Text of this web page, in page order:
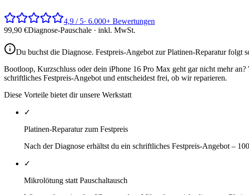
4,9 / 5· 6.000+ Bewertungen
99,90 €Diagnose-Pauschale · inkl. MwSt.
Du buchst die Diagnose. Festpreis-Angebot zur Platinen-Reparaturfolgt
Bootloop, Kurzschluss oder dein iPhone 16 Pro Max geht gar nicht mehr
schriftliches Festpreis-Angebot und entscheidest frei, ob wir reparieren.
Diese Vorteile bietet dir unsere Werkstatt
✓
Platinen-Reparatur zum Festpreis
Nach der Diagnose erhältst du ein schriftliches Festpreis-Angebot –
✓
Mikrolötung statt Pauschaltausch